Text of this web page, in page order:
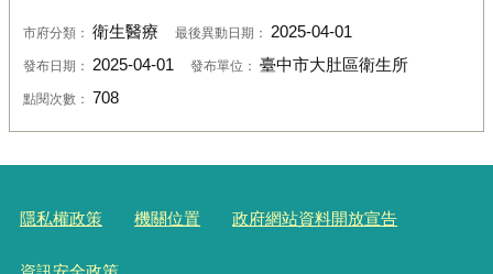
市府分類： 衛生醫療 最後異動日期： 2025-04-01
發布日期： 2025-04-01 發布單位： 臺中市大肚區衛生所
點閱次數： 708
隱私權政策 機關位置 政府網站資料開放宣告